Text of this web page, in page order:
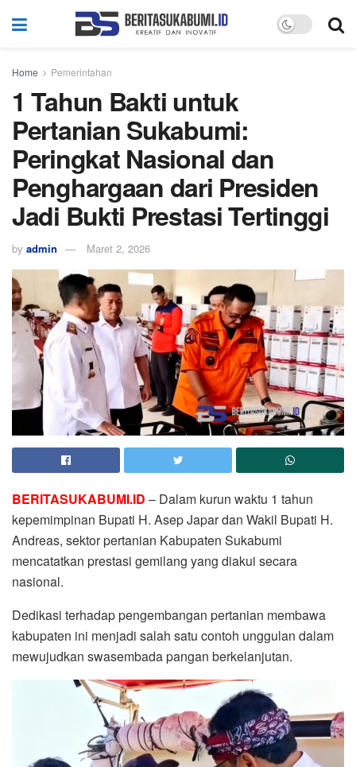
Home Pemerintahan
1 Tahun Bakti untuk
Pertanian Sukabumi:
Peringkat Nasional dan
Penghargaan dari Presiden
Jadi Bukti Prestasi Tertinggi
by admin Maret 2, 2026
BERITASUKABUMI.ID – Dalam kurun waktu 1 tahun
kepemimpinan Bupati H. Asep Japar dan Wakil Bupati H.
Andreas, sektor pertanian Kabupaten Sukabumi
mencatatkan prestasi gemilang yang diakui secara
nasional.
Dedikasi terhadap pengembangan pertanian membawa
kabupaten ini menjadi salah satu contoh unggulan dalam
mewujudkan swasembada pangan berkelanjutan.